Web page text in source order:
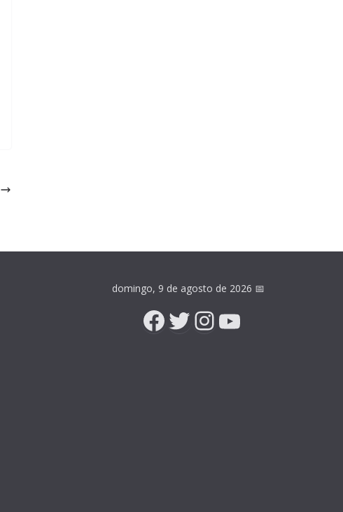
domingo, 9 de agosto de 2026 📅
Facebook
Twitter
Instagram
YouTube